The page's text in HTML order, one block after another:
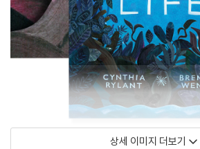
상세 이미지 더보기